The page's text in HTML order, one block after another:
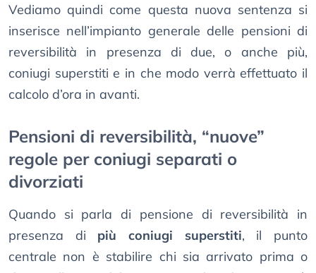
Vediamo quindi come questa nuova sentenza si
inserisce nell’impianto generale delle pensioni di
reversibilità in presenza di due, o anche più,
coniugi superstiti e in che modo verrà effettuato il
calcolo d’ora in avanti.
Pensioni di reversibilità, “nuove”
regole per coniugi separati o
divorziati
Quando si parla di pensione di reversibilità in
presenza di più coniugi superstiti, il punto
centrale non è stabilire chi sia arrivato prima o